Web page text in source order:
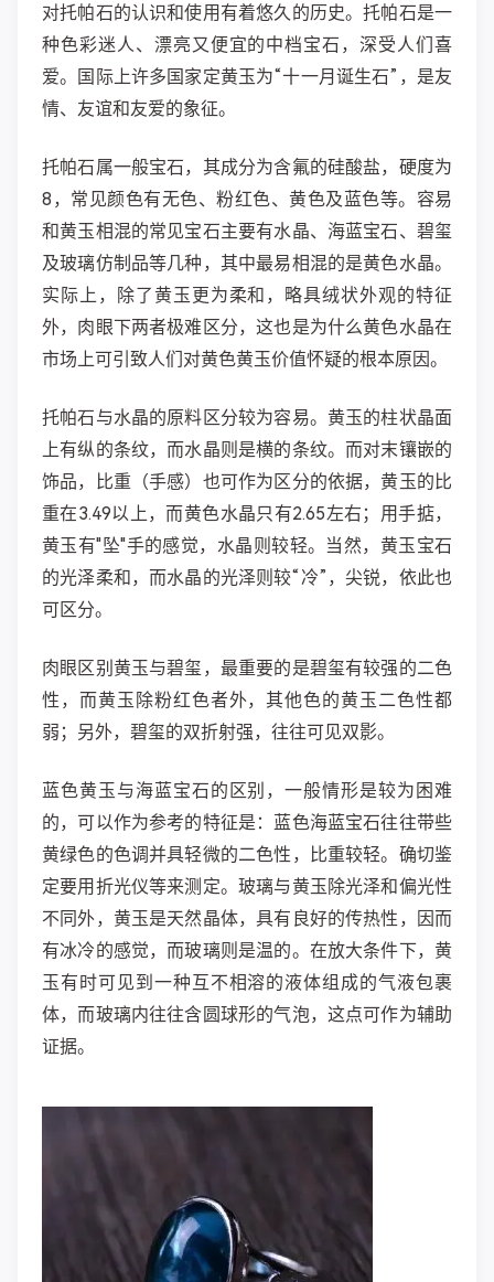
对托帕石的认识和使用有着悠久的历史。托帕石是一
种色彩迷人、漂亮又便宜的中档宝石，深受人们喜
爱。国际上许多国家定黄玉为“十一月诞生石”，是友
情、友谊和友爱的象征。
托帕石属一般宝石，其成分为含氟的硅酸盐，硬度为
8，常见颜色有无色、粉红色、黄色及蓝色等。容易
和黄玉相混的常见宝石主要有水晶、海蓝宝石、碧玺
及玻璃仿制品等几种，其中最易相混的是黄色水晶。
实际上，除了黄玉更为柔和，略具绒状外观的特征
外，肉眼下两者极难区分，这也是为什么黄色水晶在
市场上可引致人们对黄色黄玉价值怀疑的根本原因。
托帕石与水晶的原料区分较为容易。黄玉的柱状晶面
上有纵的条纹，而水晶则是横的条纹。而对末镶嵌的
饰品，比重（手感）也可作为区分的依据，黄玉的比
重在3.49以上，而黄色水晶只有2.65左右；用手掂，
黄玉有"坠"手的感觉，水晶则较轻。当然，黄玉宝石
的光泽柔和，而水晶的光泽则较“冷”，尖锐，依此也
可区分。
肉眼区别黄玉与碧玺，最重要的是碧玺有较强的二色
性，而黄玉除粉红色者外，其他色的黄玉二色性都
弱；另外，碧玺的双折射强，往往可见双影。
蓝色黄玉与海蓝宝石的区别，一般情形是较为困难
的，可以作为参考的特征是：蓝色海蓝宝石往往带些
黄绿色的色调并具轻微的二色性，比重较轻。确切鉴
定要用折光仪等来测定。玻璃与黄玉除光泽和偏光性
不同外，黄玉是天然晶体，具有良好的传热性，因而
有冰冷的感觉，而玻璃则是温的。在放大条件下，黄
玉有时可见到一种互不相溶的液体组成的气液包裹
体，而玻璃内往往含圆球形的气泡，这点可作为辅助
证据。